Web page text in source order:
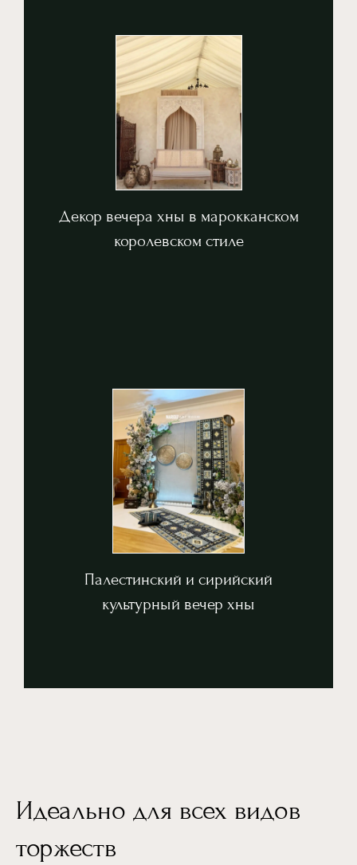
Декор вечера хны в марокканском
королевском стиле
стиле
Изысканные фонари, мозаичные узоры и роскошная атмосфера,
вдохновлённая королевским марокканским стилем.
CONTACT US
Палестинский и сирийский
культурный вечер хны
Палестинский и сирийский культурный вечер
хны
Красивое, сдержанное оформление с использованием природных
оттенков, элементов ручной работы и традиционного культурного стиля,
отражающего наследие и элегантность.
CONTACT US
Идеально для всех видов
торжеств